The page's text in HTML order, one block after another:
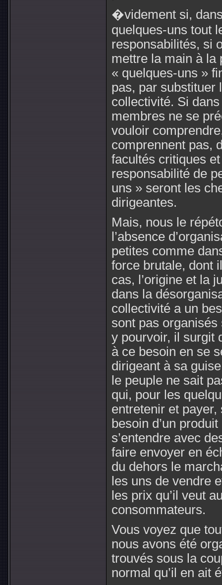
�videment si,
quelques-uns tout
responsabilités, si
mettre la main à la
« quelques-uns »
pas, par substituer
collectivité. Si
membres ne se
vouloir
comprennent pas,
facultés critiques
responsabilité de
uns » seront les
dirigeantes.
Mais, nous le
l’absence
petites comme
force brutale, dont
cas, l’origine et la
dans la
collectivité a un
sont pas organisés
y pourvoir, il surgit
à ce besoin en se
dirigeant à sa
le peuple ne sait
qui, pour les
entretenir et payer,
besoin d’un
s’entendre avec
faire envoyer en
du dehors le
les uns de vendre
les prix qu’il veut
consommateurs.
Vous voyez que
nous avons été
trouvés sous la
normal qu’il en ait